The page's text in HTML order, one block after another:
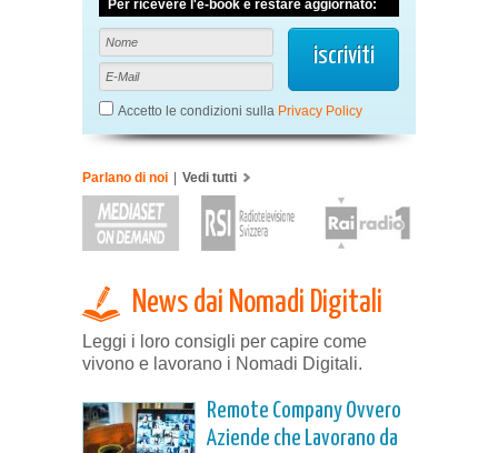
Per ricevere l'e-book e restare aggiornato:
Accetto le condizioni sulla Privacy Policy
Parlano di noi | Vedi tutti
News dai Nomadi Digitali
Leggi i loro consigli per capire come
vivono e lavorano i Nomadi Digitali.
Remote Company Ovvero
Aziende che Lavorano da